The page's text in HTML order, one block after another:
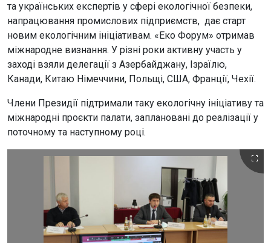
та українських експертів у сфері екологічної безпеки,
напрацювання промислових підприємств, дає старт
новим екологічним ініціативам. «Еко Форум» отримав
міжнародне визнання. У різні роки активну участь у
заході взяли делегації з Азербайджану, Ізраїлю,
Канади, Китаю Німеччини, Польщі, США, Франції, Чехії.
Члени Президії підтримали таку екологічну ініціативу та
міжнародні проєкти палати, заплановані до реалізації у
поточному та наступному році.